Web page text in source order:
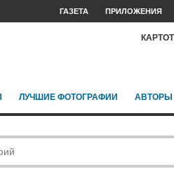
ГАЗЕТА ПРИЛОЖЕНИЯ
ЛУЧШИЕ ФОТОГРАФИИ АВТОРЫ